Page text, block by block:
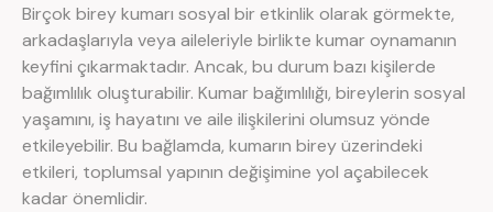
Birçok birey kumarı sosyal bir etkinlik olarak görmekte,
arkadaşlarıyla veya aileleriyle birlikte kumar oynamanın
keyfini çıkarmaktadır. Ancak, bu durum bazı kişilerde
bağımlılık oluşturabilir. Kumar bağımlılığı, bireylerin sosyal
yaşamını, iş hayatını ve aile ilişkilerini olumsuz yönde
etkileyebilir. Bu bağlamda, kumarın birey üzerindeki
etkileri, toplumsal yapının değişimine yol açabilecek
kadar önemlidir.